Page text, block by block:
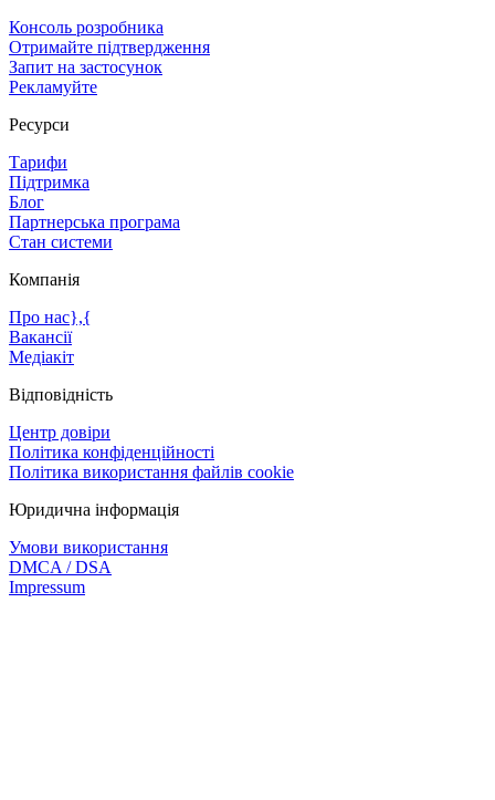
Консоль розробника
Отримайте підтвердження
Запит на застосунок
Рекламуйте
Ресурси
Тарифи
Підтримка
Блог
Партнерська програма
Стан системи
Компанія
Про нас},{
Вакансії
Медіакіт
Відповідність
Центр довіри
Політика конфіденційності
Політика використання файлів cookie
Юридична інформація
Умови використання
DMCA / DSA
Impressum